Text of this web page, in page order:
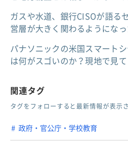
ガスや水道、銀行CISOが語る
営層が大きく関わるようになっ
パナソニックの米国スマート
は何がスゴいのか？現地で見
関連タグ
タグをフォローすると最新情報が表示
政府・官公庁・学校教育